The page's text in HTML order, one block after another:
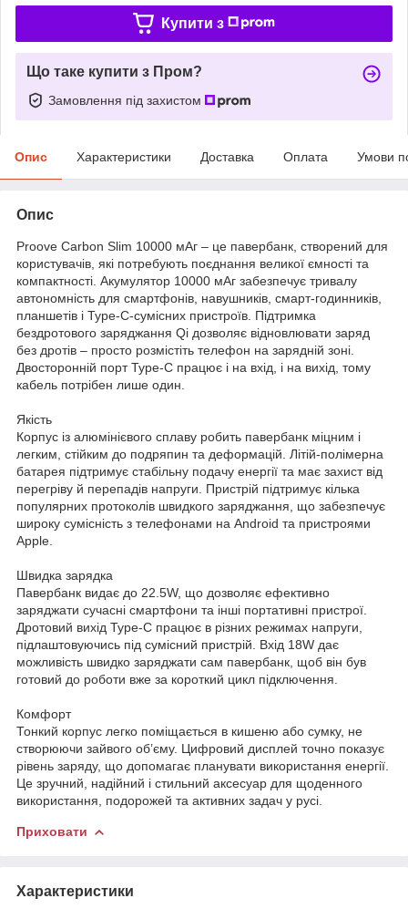
Купити з
Що таке купити з Пром?
Замовлення під захистом
Опис Характеристики Доставка Оплата Умови
Опис
Proove Carbon Slim 10000 мАг – це павербанк, створений для
користувачів, які потребують поєднання великої ємності та
компактності. Акумулятор 10000 мАг забезпечує тривалу
автономність для смартфонів, навушників, смарт-годинників,
планшетів і Type-C-сумісних пристроїв. Підтримка
бездротового заряджання Qi дозволяє відновлювати заряд
без дротів – просто розмістіть телефон на зарядній зоні.
Двосторонній порт Type-C працює і на вхід, і на вихід, тому
кабель потрібен лише один.
Якість
Корпус із алюмінієвого сплаву робить павербанк міцним і
легким, стійким до подряпин та деформацій. Літій-полімерна
батарея підтримує стабільну подачу енергії та має захист від
перегріву й перепадів напруги. Пристрій підтримує кілька
популярних протоколів швидкого заряджання, що забезпечує
широку сумісність з телефонами на Android та пристроями
Apple.
Швидка зарядка
Павербанк видає до 22.5W, що дозволяє ефективно
заряджати сучасні смартфони та інші портативні пристрої.
Дротовий вихід Type-C працює в різних режимах напруги,
підлаштовуючись під сумісний пристрій. Вхід 18W дає
можливість швидко заряджати сам павербанк, щоб він був
готовий до роботи вже за короткий цикл підключення.
Комфорт
Тонкий корпус легко поміщається в кишеню або сумку, не
створюючи зайвого об’єму. Цифровий дисплей точно показує
рівень заряду, що допомагає планувати використання енергії.
Це зручний, надійний і стильний аксесуар для щоденного
використання, подорожей та активних задач у русі.
Приховати
Характеристики